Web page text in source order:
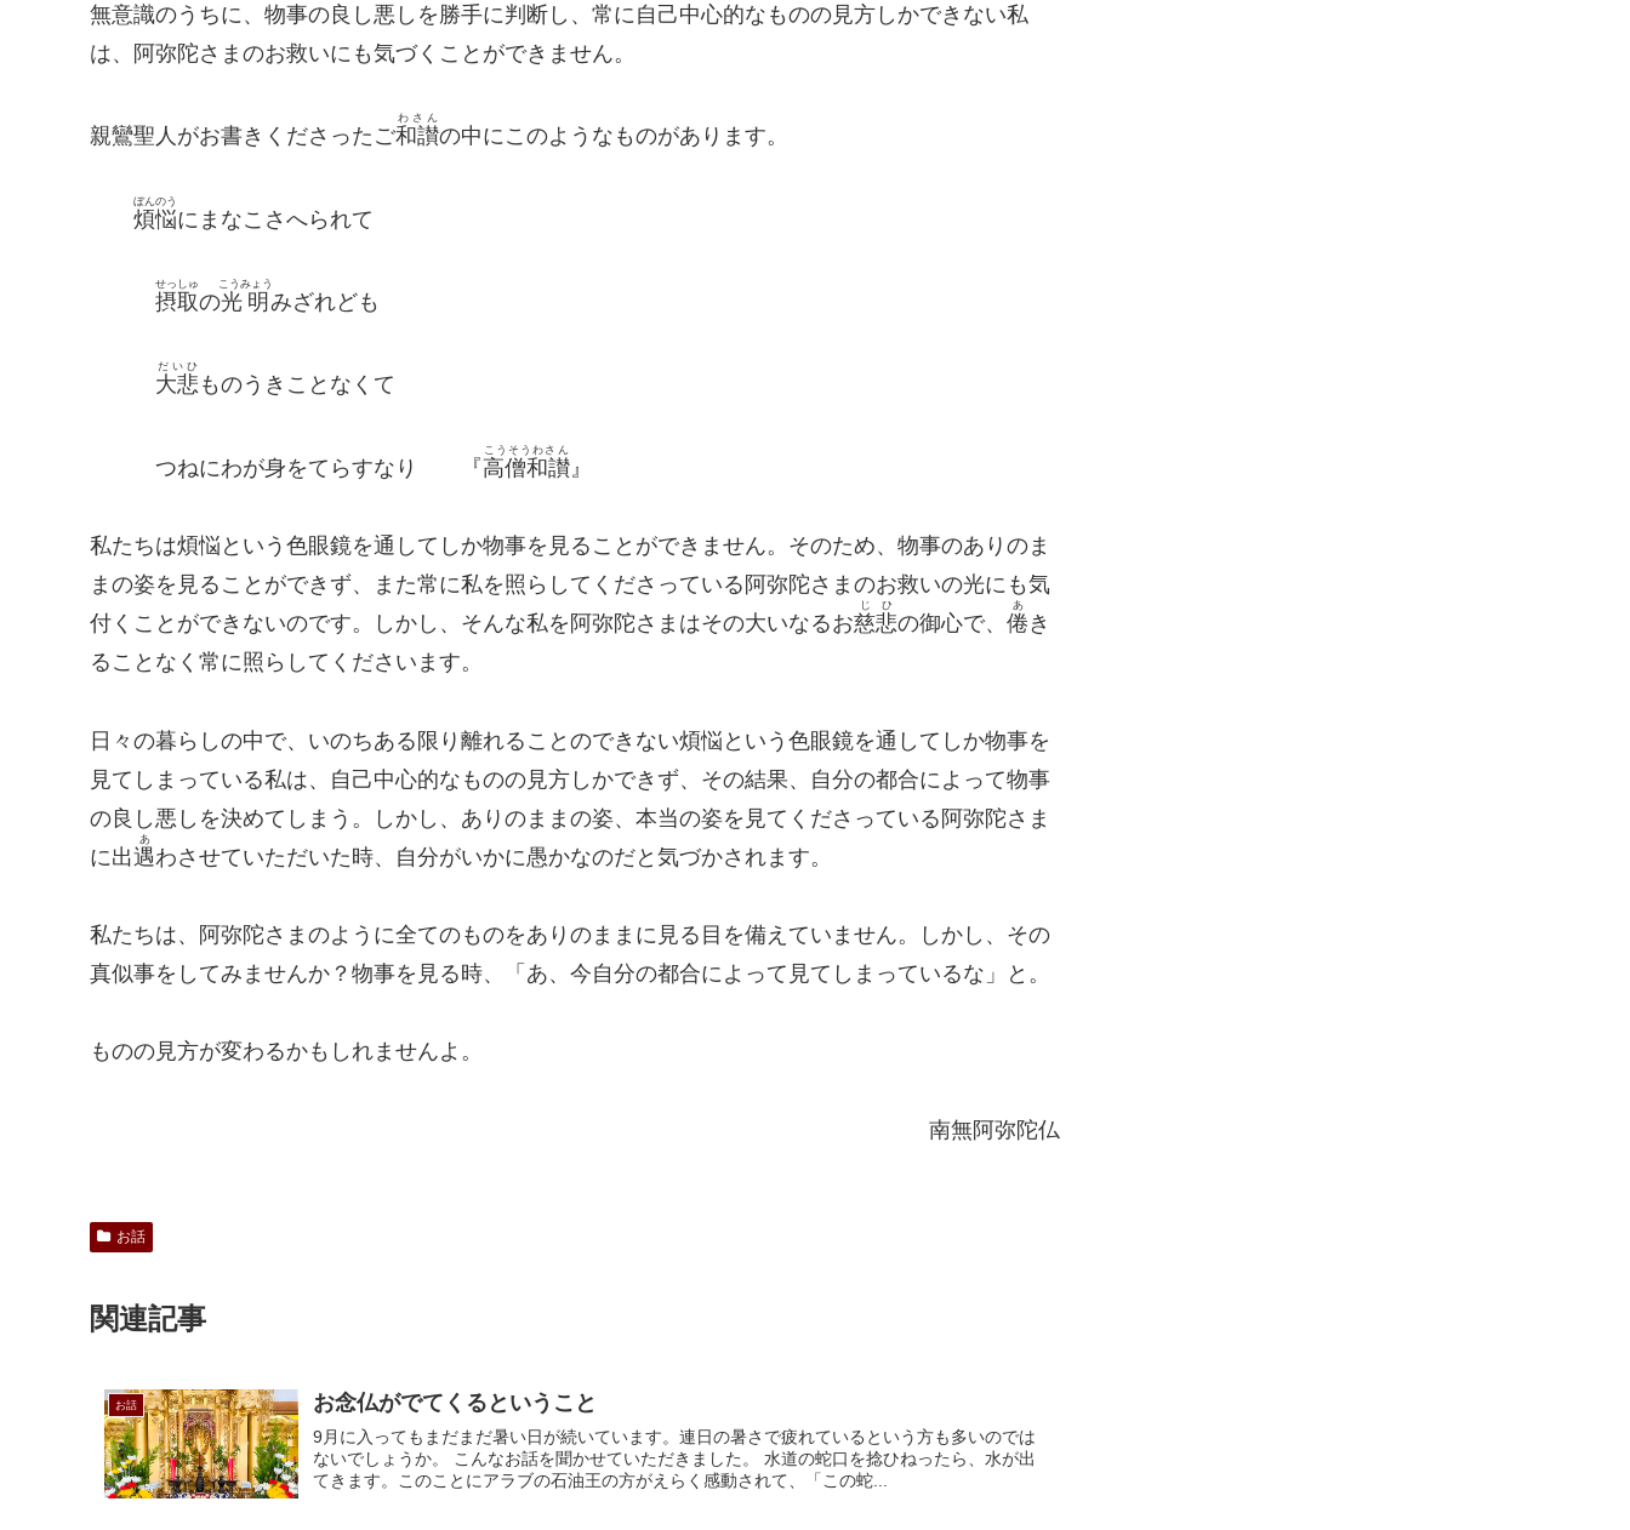
無意識のうちに、物事の良し悪しを勝手に判断し、常に自己中心的なものの見方しかできない私
は、阿弥陀さまのお救いにも気づくことができません。
親鸞聖人がお書きくださったご和讃
わさん
の中にこのようなものがあります。
煩悩
ぼんのう
にまなこさへられて
摂取
せっしゅ
の光明
こうみょう
みざれども
大悲
だいひ
ものうきことなくて
つねにわが身をてらすなり 『高僧和讃
こうそうわさん
』
私たちは煩悩という色眼鏡を通してしか物事を見ることができません。そのため、物事のありのま
まの姿を見ることができず、また常に私を照らしてくださっている阿弥陀さまのお救いの光にも気
付くことができないのです。しかし、そんな私を阿弥陀さまはその大いなるお慈悲
じひ
の御心で、 倦
あ
き
ることなく常に照らしてくださいます。
日々の暮らしの中で、いのちある限り離れることのできない煩悩という色眼鏡を通してしか物事を
見てしまっている私は、自己中心的なものの見方しかできず、その結果、自分の都合によって物事
の良し悪しを決めてしまう。しかし、ありのままの姿、本当の姿を見てくださっている阿弥陀さま
に出遇
あ
わさせていただいた時、自分がいかに愚かなのだと気づかされます。
私たちは、阿弥陀さまのように全てのものをありのままに見る目を備えていません。しかし、その
真似事をしてみませんか？物事を見る時、「あ、今自分の都合によって見てしまっているな」と。
ものの見方が変わるかもしれませんよ。
南無阿弥陀仏
お話
関連記事
お話 お念仏がでてくるということ
9月に入ってもまだまだ暑い日が続いています。連日の暑さで疲れているという方も多いのでは
ないでしょうか。 こんなお話を聞かせていただきました。 水道の蛇口を捻ひねったら、水が出
てきます。このことにアラブの石油王の方がえらく感動されて、「この蛇...